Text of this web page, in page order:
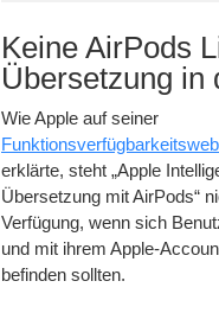
Keine AirPods
Übersetzung in
Wie Apple auf seiner
erklärte, steht „Apple
Übersetzung mit AirPods“
Verfügung, wenn sich
und mit ihrem Apple-
befinden sollten.